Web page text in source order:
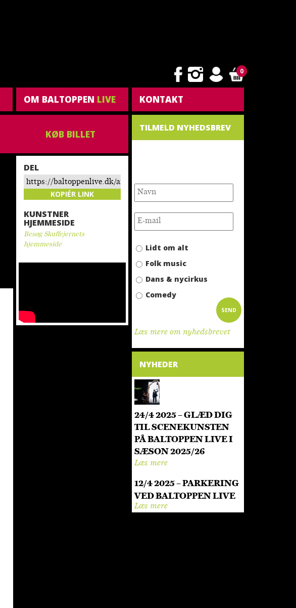
0
OM BALTOPPEN LIVE KONTAKT
KØB BILLET
DEL
https://baltoppenlive.dk/arrangement/det-
store-skuffejern/
KOPIÉR LINK
KUNSTNER
HJEMMESIDE
Besøg Skuffejernets
hjemmeside
TILMELD NYHEDSBREV
Lidt om alt
Folk music
Dans & nycirkus
Comedy
Læs mere om nyhedsbrevet
SEND
NYHEDER
24/4 2025 – GLÆD DIG
TIL SCENEKUNSTEN
PÅ BALTOPPEN LIVE I
SÆSON 2025/26
Læs mere
12/4 2025 – PARKERING
VED BALTOPPEN LIVE
Læs mere